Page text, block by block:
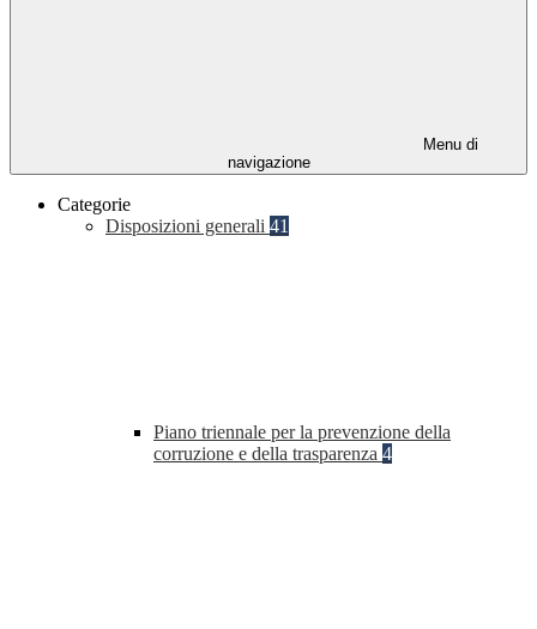
Menu di
navigazione
Categorie
Disposizioni generali 41
Piano triennale per la prevenzione della
corruzione e della trasparenza 4